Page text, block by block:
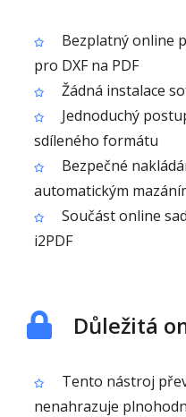
Bezplatný online
pro DXF na PDF
Žádná instalace
Jednoduchý
sdíleného formátu
Bezpečné
automatickým
Součást online
i2PDF
Důležitá
Tento nástroj
nenahrazuje